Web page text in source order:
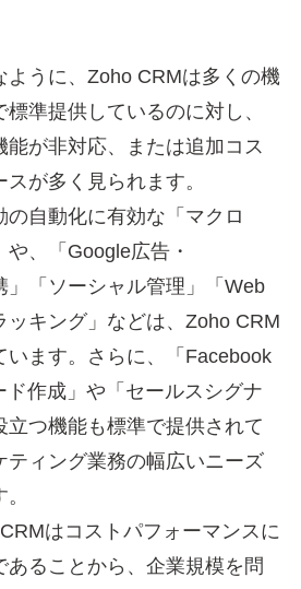
ように、Zoho CRMは多くの機
準提供しているのに対し、
能が非対応、または追加コス
スが多く見られます。
の自動化に有効な「マクロ
や、「Google広告・
」「ソーシャル管理」「Web
ッキング」などは、Zoho CRM
います。さらに、「Facebook
ド作成」や「セールスシグナ
立つ機能も標準で提供されて
ティング業務の幅広いニーズ
はコストパフォーマンスに
あることから、企業規模を問